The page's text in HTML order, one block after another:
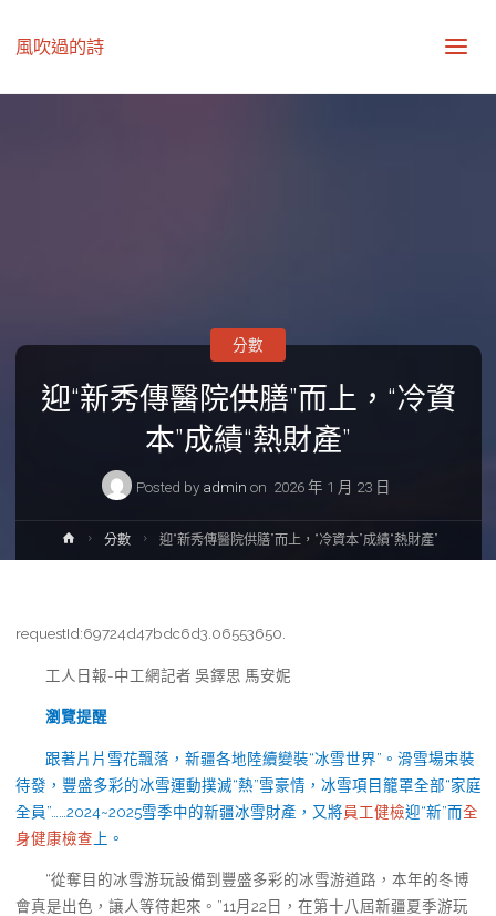
風吹過的詩
迎“新秀傳醫院供膳”而上，“冷資
本”成績“熱財產”
Posted by admin on 2026 年 1 月 23 日
分數
Home分數 迎“新秀傳醫院供膳”而上，“冷資本”成績“熱財產”
requestId:69724d47bdc6d3.06553650.
工人日報-中工網記者 吳鐸思 馬安妮
瀏覽提醒
跟著片片雪花飄落，新疆各地陸續變裝“冰雪世界”。滑雪場束裝
待發，豐盛多彩的冰雪運動撲滅“熱”雪豪情，冰雪項目籠罩全部“家庭
全員”……2024~2025雪季中的新疆冰雪財產，又將員工健檢迎“新”而全
身健康檢查 上。
“從奪目的冰雪游玩設備到豐盛多彩的冰雪游道路，本年的冬博
會真是出色，讓人等待起來。”11月22日，在第十八屆新疆夏季游玩